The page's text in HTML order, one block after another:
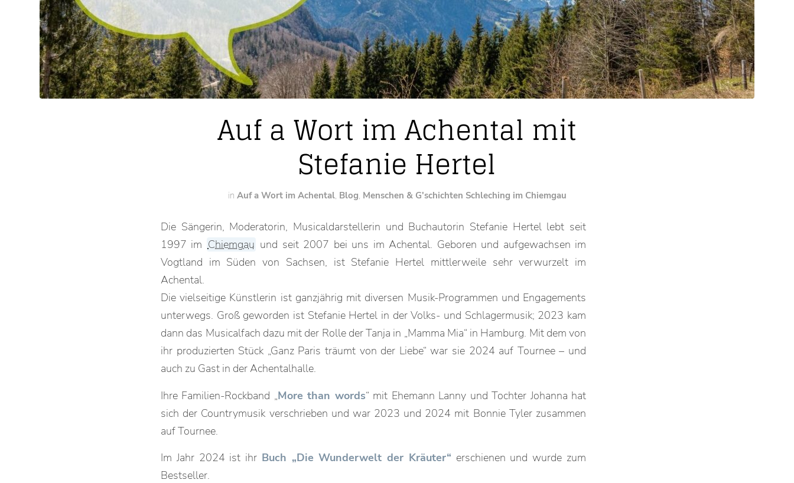
Auf a Wort im Achental mit
Stefanie Hertel
in Auf a Wort im Achental, Blog, Menschen & G'schichten Schleching im Chiemgau
Die Sängerin, Moderatorin, Musicaldarstellerin und Buchautorin Stefanie Hertel lebt seit
1997 im Chiemgau und seit 2007 bei uns im Achental. Geboren und aufgewachsen im
Vogtland im Süden von Sachsen, ist Stefanie Hertel mittlerweile sehr verwurzelt im
Achental.
Die vielseitige Künstlerin ist ganzjährig mit diversen Musik-Programmen und Engagements
unterwegs. Groß geworden ist Stefanie Hertel in der Volks- und Schlagermusik; 2023 kam
dann das Musicalfach dazu mit der Rolle der Tanja in „Mamma Mia“ in Hamburg. Mit dem von
ihr produzierten Stück „Ganz Paris träumt von der Liebe“ war sie 2024 auf Tournee – und
auch zu Gast in der Achentalhalle.
Ihre Familien-Rockband „More than words“ mit Ehemann Lanny und Tochter Johanna hat
sich der Countrymusik verschrieben und war 2023 und 2024 mit Bonnie Tyler zusammen
auf Tournee.
Im Jahr 2024 ist ihr Buch „Die Wunderwelt der Kräuter“ erschienen und wurde zum
Bestseller.